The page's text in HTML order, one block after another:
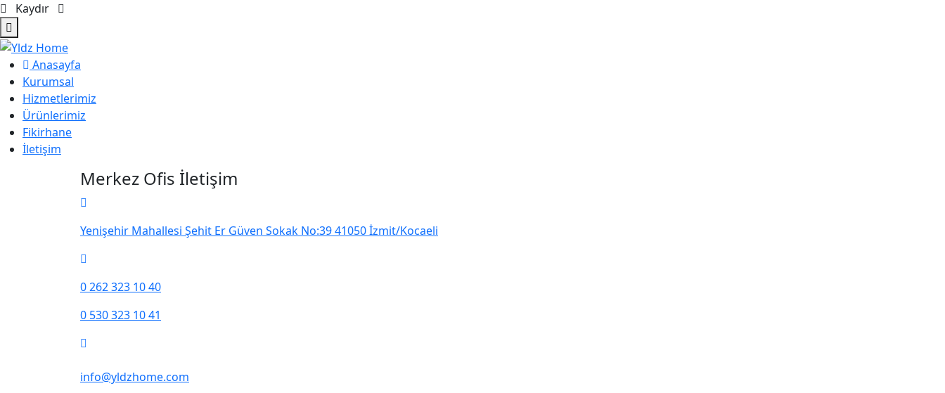
Kaydır
Anasayfa
Kurumsal
Hizmetlerimiz
Ürünlerimiz
Fikirhane
İletişim
Merkez Ofis İletişim
Yenişehir Mahallesi Şehit Er Güven Sokak No:39 41050 İzmit/Kocaeli
0 262 323 10 40
0 530 323 10 41
info@yldzhome.com